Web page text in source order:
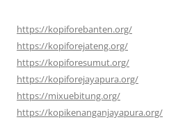
https://kopiforebanten.org/
https://kopiforejateng.org/
https://kopiforesumut.org/
https://kopiforejayapura.org/
https://mixuebitung.org/
https://kopikenanganjayapura.org/